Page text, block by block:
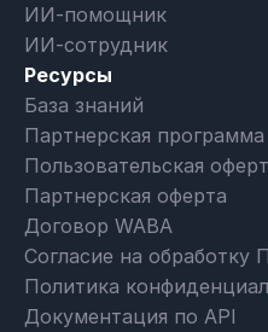
ИИ-помощник
ИИ-сотрудник
Ресурсы
База знаний
Партнерская программа
Пользовательская
Партнерская оферта
Договор WABA
Согласие на обработку
Политика
Документация по API